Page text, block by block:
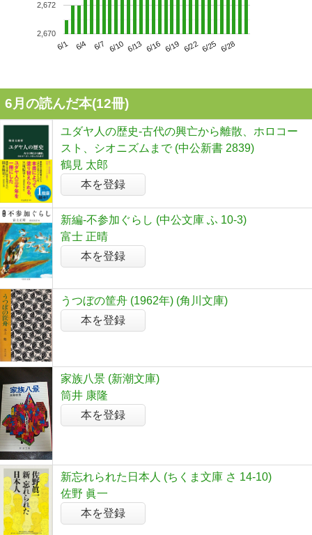
6/1 6/4 6/7 6/10 6/13 6/16 6/19 6/22 6/25 6/28
2,670
2,672
6月の読んだ本(12冊)
ユダヤ人の歴史-古代の興亡から離散、ホロコー
スト、シオニズムまで (中公新書 2839)
鶴見 太郎
本を登録
新編-不参加ぐらし (中公文庫 ふ 10-3)
富士 正晴
本を登録
うつぼの筐舟 (1962年) (角川文庫)
本を登録
家族八景 (新潮文庫)
筒井 康隆
本を登録
新忘れられた日本人 (ちくま文庫 さ 14-10)
佐野 眞一
本を登録